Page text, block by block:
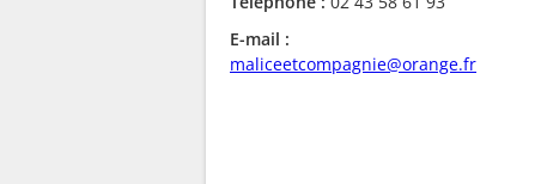
E-mail :
maliceetcompagnie@orange.fr